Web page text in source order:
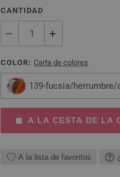
CANTIDAD
COLOR: Carta de colores
139-fucsia/
A LA CESTA DE LA
A la lista de favoritos